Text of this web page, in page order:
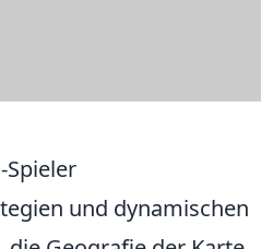
Spieler
und dynamischen